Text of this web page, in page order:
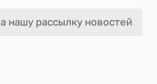
нашу рассылку новостей